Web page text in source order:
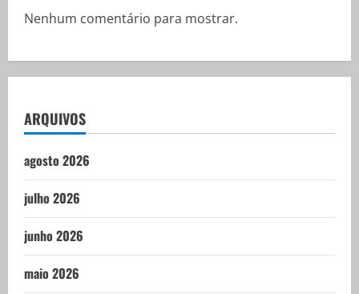
Nenhum comentário para mostrar.
ARQUIVOS
agosto 2026
julho 2026
junho 2026
maio 2026